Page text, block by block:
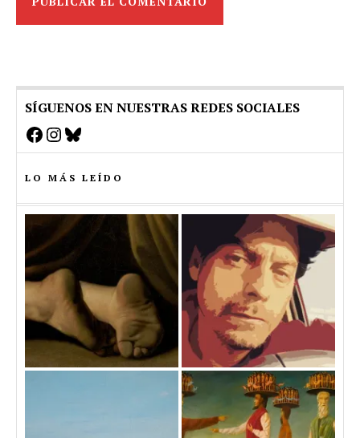
SÍGUENOS EN NUESTRAS REDES SOCIALES
Facebook
Instagram
Bluesky
LO MÁS LEÍDO